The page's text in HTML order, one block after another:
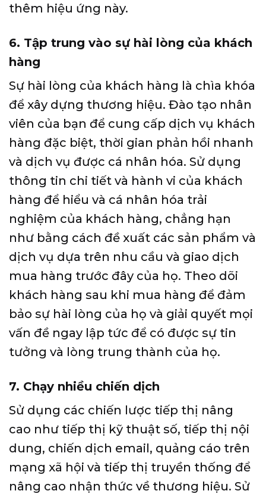
thêm hiệu ứng này.
6. Tập trung vào sự hài lòng của khách
hàng
Sự hài lòng của khách hàng là chìa khóa
để xây dựng thương hiệu. Đào tạo nhân
viên của bạn để cung cấp dịch vụ khách
hàng đặc biệt, thời gian phản hồi nhanh
và dịch vụ được cá nhân hóa. Sử dụng
thông tin chi tiết và hành vi của khách
hàng để hiểu và cá nhân hóa trải
nghiệm của khách hàng, chẳng hạn
như bằng cách đề xuất các sản phẩm và
dịch vụ dựa trên nhu cầu và giao dịch
mua hàng trước đây của họ. Theo dõi
khách hàng sau khi mua hàng để đảm
bảo sự hài lòng của họ và giải quyết mọi
vấn đề ngay lập tức để có được sự tin
tưởng và lòng trung thành của họ.
7. Chạy nhiều chiến dịch
Sử dụng các chiến lược tiếp thị nâng
cao như tiếp thị kỹ thuật số, tiếp thị nội
dung, chiến dịch email, quảng cáo trên
mạng xã hội và tiếp thị truyền thống để
nâng cao nhận thức về thương hiệu. Sử